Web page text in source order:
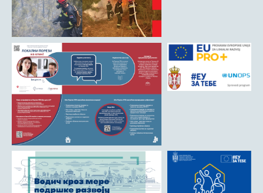
Дрина
Врхпоље - Етно село
Бобија
КОНТАКТ
Општина Љубовија
Установе од јавног значаја
АКТИ
Матична служба
Урбанизам и грађевинарство
Борачко-инвалидска заштита
Друштвена брига о деци